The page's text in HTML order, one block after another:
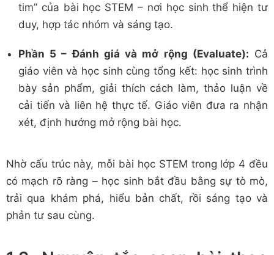
tim” của bài học STEM – nơi học sinh thể hiện tư
duy, hợp tác nhóm và sáng tạo.
Phần 5 – Đánh giá và mở rộng (Evaluate): Cả
giáo viên và học sinh cùng tổng kết: học sinh trình
bày sản phẩm, giải thích cách làm, thảo luận về
cải tiến và liên hệ thực tế. Giáo viên đưa ra nhận
xét, định hướng mở rộng bài học.
Nhờ cấu trúc này, mỗi bài học STEM trong lớp 4 đều
có mạch rõ ràng – học sinh bắt đầu bằng sự tò mò,
trải qua khám phá, hiểu bản chất, rồi sáng tạo và
phản tư sau cùng.